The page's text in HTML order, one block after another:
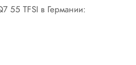
55 TFSI в Германии: